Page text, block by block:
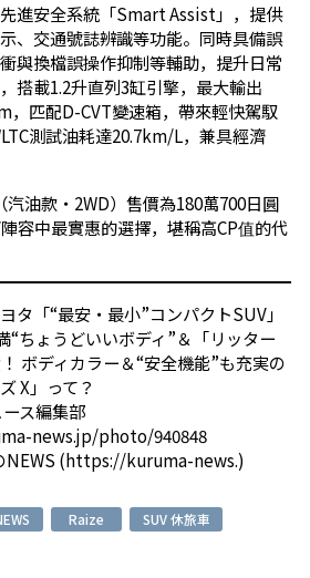
進安全系統「Smart Assist」，提供
、交通號誌辨識等功能。同時具備誤
與換檔誤操作抑制等輔助，提升日常
搭載1.2升直列3缸引擎，最大輸出
，匹配D-CVT變速箱，帶來輕快駕馭
測試油耗達20.7km/L，兼具經濟
油款・2WD）售價為180萬700日圓
容中最實惠的選擇，堪稱高CP值的代
タ「“最安・最小”コンパクトSUV」
“ちょうどいいボディ”＆「リッター
ボディカラー＆“安全機能”も充実の
X」って？
ス編集部
news.jp/photo/940848
NEWS (https://kuruma-news.)
Raize
SUV 休旅車